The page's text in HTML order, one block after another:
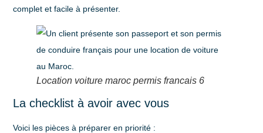
complet et facile à présenter.
Location voiture maroc permis francais 6
La checklist à avoir avec vous
Voici les pièces à préparer en priorité :